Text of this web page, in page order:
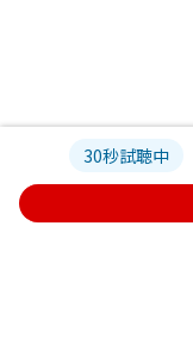
30秒試聴中